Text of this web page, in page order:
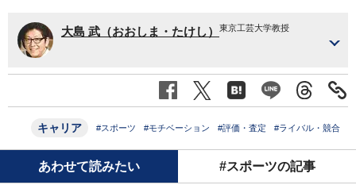
大島 武（おおしま・たけし） 東京工芸大学教授
キャリア #スポーツ #モチベーション #評価・査定 #ライバル・競合
あわせて読みたい #スポーツの記事